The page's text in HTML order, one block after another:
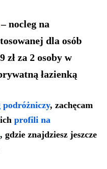
– nocleg na
dla osób
zł za 2 osoby w
łazienką
podróżniczy, zachęcam
profili na
, gdzie znajdziesz jeszcze